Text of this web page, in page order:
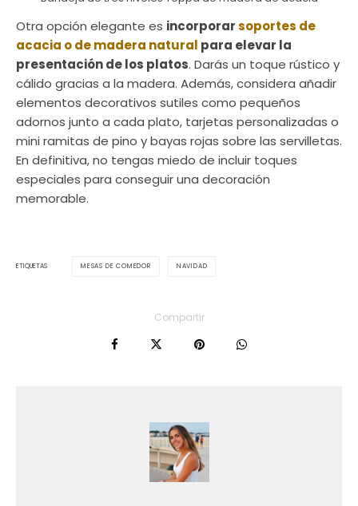
Otra opción elegante es incorporarsoportes de
acacia o de madera natural para elevar la
presentación de los platos. Darás un toque rústico y
cálido gracias a la madera. Además, considera añadir
elementos decorativos sutiles como pequeños
adornos junto a cada plato, tarjetas personalizadas o
mini ramitas de pino y bayas rojas sobre las servilletas.
En definitiva, no tengas miedo de incluir toques
especiales para conseguir una decoración
memorable.
ETIQUETAS MESAS DE COMEDOR NAVIDAD
Compartir